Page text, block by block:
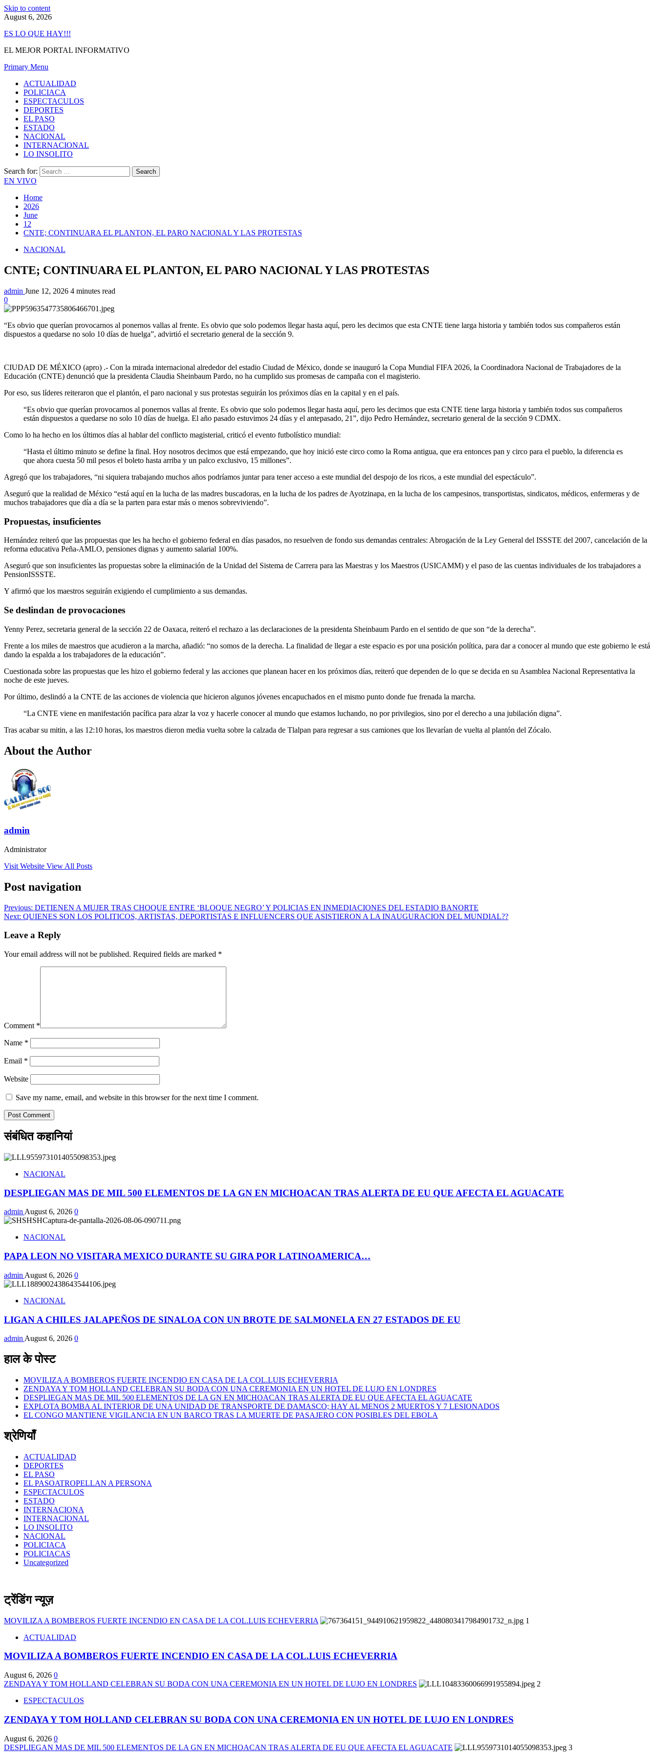
Skip to content
August 6, 2026
ES LO QUE HAY!!!
EL MEJOR PORTAL INFORMATIVO
Primary Menu
ACTUALIDAD
POLICIACA
ESPECTACULOS
DEPORTES
EL PASO
ESTADO
NACIONAL
INTERNACIONAL
LO INSOLITO
Search for:
EN VIVO
Home
2026
June
12
CNTE; CONTINUARA EL PLANTON, EL PARO NACIONAL Y LAS PROTESTAS
NACIONAL
CNTE; CONTINUARA EL PLANTON, EL PARO NACIONAL Y LAS PROTESTAS
admin June 12, 2026 4 minutes read
0
“Es obvio que querían provocarnos al ponernos vallas al frente. Es obvio que solo podemos llegar hasta aquí, pero les decimos que esta CNTE tiene larga historia y también todos sus compañeros están
dispuestos a quedarse no solo 10 días de huelga”, advirtió el secretario general de la sección 9.
CIUDAD DE MÉXICO (apro) .- Con la mirada internacional alrededor del estadio Ciudad de México, donde se inauguró la Copa Mundial FIFA 2026, la Coordinadora Nacional de Trabajadores de la
Educación (CNTE) denunció que la presidenta Claudia Sheinbaum Pardo, no ha cumplido sus promesas de campaña con el magisterio.
Por eso, sus líderes reiteraron que el plantón, el paro nacional y sus protestas seguirán los próximos días en la capital y en el país.
“Es obvio que querían provocarnos al ponernos vallas al frente. Es obvio que solo podemos llegar hasta aquí, pero les decimos que esta CNTE tiene larga historia y también todos sus compañeros
están dispuestos a quedarse no solo 10 días de huelga. El año pasado estuvimos 24 días y el antepasado, 21”, dijo Pedro Hernández, secretario general de la sección 9 CDMX.
Como lo ha hecho en los últimos días al hablar del conflicto magisterial, criticó el evento futbolístico mundial:
“Hasta el último minuto se define la final. Hoy nosotros decimos que está empezando, que hoy inició este circo como la Roma antigua, que era entonces pan y circo para el pueblo, la diferencia es
que ahora cuesta 50 mil pesos el boleto hasta arriba y un palco exclusivo, 15 millones”.
Agregó que los trabajadores, “ni siquiera trabajando muchos años podríamos juntar para tener acceso a este mundial del despojo de los ricos, a este mundial del espectáculo”.
Aseguró que la realidad de México “está aquí en la lucha de las madres buscadoras, en la lucha de los padres de Ayotzinapa, en la lucha de los campesinos, transportistas, sindicatos, médicos, enfermeras y de
muchos trabajadores que día a día se la parten para estar más o menos sobreviviendo”.
Propuestas, insuficientes
Hernández reiteró que las propuestas que les ha hecho el gobierno federal en días pasados, no resuelven de fondo sus demandas centrales: Abrogación de la Ley General del ISSSTE del 2007, cancelación de la
reforma educativa Peña-AMLO, pensiones dignas y aumento salarial 100%.
Aseguró que son insuficientes las propuestas sobre la eliminación de la Unidad del Sistema de Carrera para las Maestras y los Maestros (USICAMM) y el paso de las cuentas individuales de los trabajadores a
PensionISSSTE.
Y afirmó que los maestros seguirán exigiendo el cumplimiento a sus demandas.
Se deslindan de provocaciones
Yenny Perez, secretaria general de la sección 22 de Oaxaca, reiteró el rechazo a las declaraciones de la presidenta Sheinbaum Pardo en el sentido de que son “de la derecha”.
Frente a los miles de maestros que acudieron a la marcha, añadió: “no somos de la derecha. La finalidad de llegar a este espacio es por una posición política, para dar a conocer al mundo que este gobierno le está
dando la espalda a los trabajadores de la educación”.
Cuestionada sobre las propuestas que les hizo el gobierno federal y las acciones que planean hacer en los próximos días, reiteró que dependen de lo que se decida en su Asamblea Nacional Representativa la
noche de este jueves.
Por último, deslindó a la CNTE de las acciones de violencia que hicieron algunos jóvenes encapuchados en el mismo punto donde fue frenada la marcha.
“La CNTE viene en manifestación pacífica para alzar la voz y hacerle conocer al mundo que estamos luchando, no por privilegios, sino por el derecho a una jubilación digna”.
Tras acabar su mitin, a las 12:10 horas, los maestros dieron media vuelta sobre la calzada de Tlalpan para regresar a sus camiones que los llevarían de vuelta al plantón del Zócalo.
About the Author
admin
Administrator
Visit Website View All Posts
Post navigation
Previous: DETIENEN A MUJER TRAS CHOQUE ENTRE ‘BLOQUE NEGRO’ Y POLICIAS EN INMEDIACIONES DEL ESTADIO BANORTE
Next: QUIENES SON LOS POLITICOS, ARTISTAS, DEPORTISTAS E INFLUENCERS QUE ASISTIERON A LA INAUGURACION DEL MUNDIAL??
Leave a Reply
Your email address will not be published. Required fields are marked *
Comment *
Name *
Email *
Website
Save my name, email, and website in this browser for the next time I comment.
संबंधित कहानियां
NACIONAL
DESPLIEGAN MAS DE MIL 500 ELEMENTOS DE LA GN EN MICHOACAN TRAS ALERTA DE EU QUE AFECTA EL AGUACATE
adminAugust 6, 2026 0
NACIONAL
PAPA LEON NO VISITARA MEXICO DURANTE SU GIRA POR LATINOAMERICA…
admin August 6, 2026 0
NACIONAL
LIGAN A CHILES JALAPEÑOS DE SINALOA CON UN BROTE DE SALMONELA EN 27 ESTADOS DE EU
admin August 6, 2026 0
हाल के पोस्ट
MOVILIZA A BOMBEROS FUERTE INCENDIO EN CASA DE LA COL.LUIS ECHEVERRIA
ZENDAYA Y TOM HOLLAND CELEBRAN SU BODA CON UNA CEREMONIA EN UN HOTEL DE LUJO EN LONDRES
DESPLIEGAN MAS DE MIL 500 ELEMENTOS DE LA GN EN MICHOACAN TRAS ALERTA DE EU QUE AFECTA EL AGUACATE
EXPLOTA BOMBA AL INTERIOR DE UNA UNIDAD DE TRANSPORTE DE DAMASCO; HAY AL MENOS 2 MUERTOS Y 7 LESIONADOS
EL CONGO MANTIENE VIGILANCIA EN UN BARCO TRAS LA MUERTE DE PASAJERO CON POSIBLES DEL EBOLA
श्रेणियाँ
ACTUALIDAD
DEPORTES
EL PASO
EL PASOATROPELLAN A PERSONA
ESPECTACULOS
ESTADO
INTERNACIONA
INTERNACIONAL
LO INSOLITO
NACIONAL
POLICIACA
POLICIACAS
Uncategorized
ट्रेंडिंग न्यूज़
MOVILIZA A BOMBEROS FUERTE INCENDIO EN CASA DE LA COL.LUIS ECHEVERRIA
1
ACTUALIDAD
MOVILIZA A BOMBEROS FUERTE INCENDIO EN CASA DE LA COL.LUIS ECHEVERRIA
August 6, 2026 0
ZENDAYA Y TOM HOLLAND CELEBRAN SU BODA CON UNA CEREMONIA EN UN HOTEL DE LUJO EN LONDRES
2
ESPECTACULOS
ZENDAYA Y TOM HOLLAND CELEBRAN SU BODA CON UNA CEREMONIA EN UN HOTEL DE LUJO EN LONDRES
August 6, 2026 0
DESPLIEGAN MAS DE MIL 500 ELEMENTOS DE LA GN EN MICHOACAN TRAS ALERTA DE EU QUE AFECTA EL AGUACATE
3